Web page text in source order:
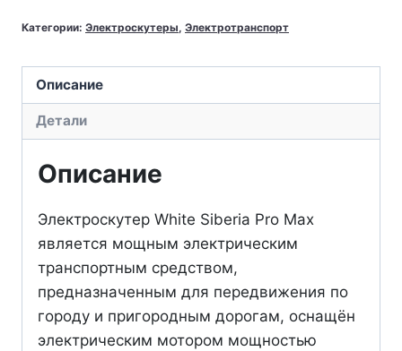
White
Pro
Max
3950W
скутер
SIBERIA
Россия
Категории: Электроскутеры, Электротранспорт
Описание
Детали
Описание
Электроскутер White Siberia Pro Max
является мощным электрическим
транспортным средством,
предназначенным для передвижения по
городу и пригородным дорогам, оснащён
электрическим мотором мощностью